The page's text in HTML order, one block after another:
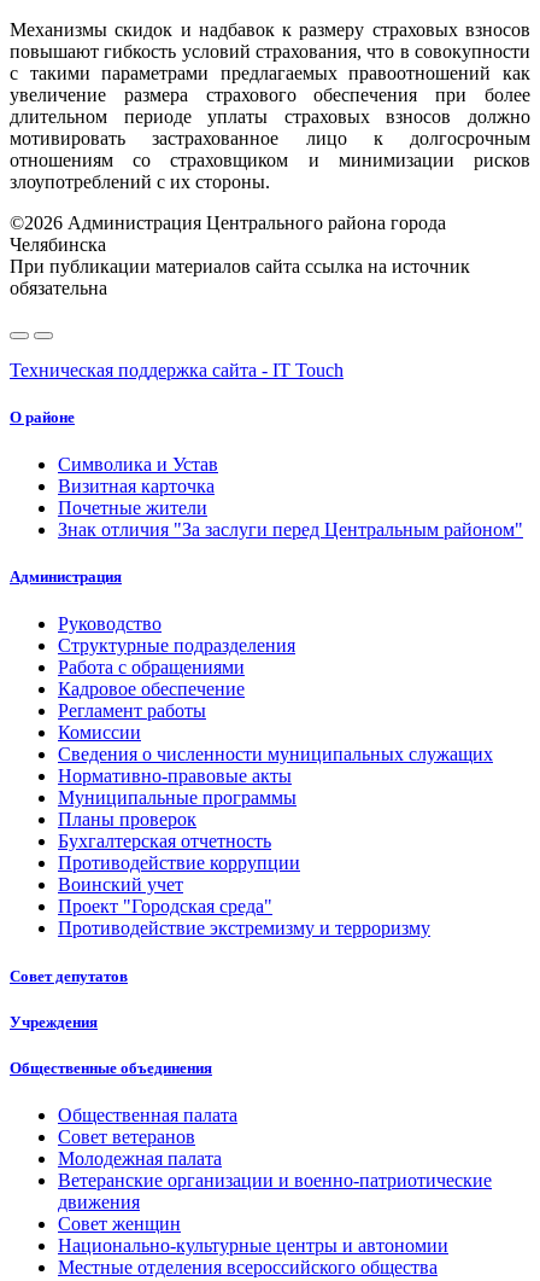
Механизмы скидок и надбавок к размеру страховых взносов
повышают гибкость условий страхования, что в совокупности
с такими параметрами предлагаемых правоотношений как
увеличение размера страхового обеспечения при более
длительном периоде уплаты страховых взносов должно
мотивировать застрахованное лицо к долгосрочным
отношениям со страховщиком и минимизации рисков
злоупотреблений с их стороны.
©2026 Администрация Центрального района города
Челябинска
При публикации материалов сайта ссылка на источник
обязательна
Техническая поддержка сайта - IT Touch
О районе
Символика и Устав
Визитная карточка
Почетные жители
Знак отличия "За заслуги перед Центральным районом"
Администрация
Руководство
Структурные подразделения
Работа с обращениями
Кадровое обеспечение
Регламент работы
Комиссии
Сведения о численности муниципальных служащих
Нормативно-правовые акты
Муниципальные программы
Планы проверок
Бухгалтерская отчетность
Противодействие коррупции
Воинский учет
Проект "Городская среда"
Противодействие экстремизму и терроризму
Совет депутатов
Учреждения
Общественные объединения
Общественная палата
Совет ветеранов
Молодежная палата
Ветеранские организации и военно-патриотические
движения
Совет женщин
Национально-культурные центры и автономии
Местные отделения всероссийского общества